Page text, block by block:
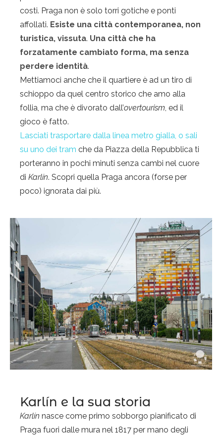
costi. Praga non è solo torri gotiche e ponti
affollati. Esiste una città contemporanea, non
turistica, vissuta. Una città che ha
forzatamente cambiato forma, ma senza
perdere identità.
Mettiamoci anche che il quartiere è ad un tiro di
schioppo da quel centro storico che amo alla
follia, ma che è divorato dall’overtourism, ed il
gioco è fatto.
Lasciati trasportare dalla linea metro gialla, o sali
su uno dei tram che da Piazza della Repubblica ti
porteranno in pochi minuti senza cambi nel cuore
di Karlín. Scopri quella Praga ancora (forse per
poco) ignorata dai più.
Karlín e la sua storia
Karlín nasce come primo sobborgo pianificato di
Praga fuori dalle mura nel 1817 per mano degli